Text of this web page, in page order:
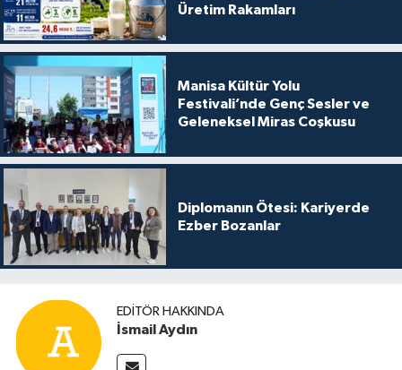
Üretim Rakamları
Manisa Kültür Yolu
Festivali’nde Genç Sesler ve
Geleneksel Miras Coşkusu
Diplomanın Ötesi: Kariyerde
Ezber Bozanlar
EDITÖR HAKKINDA
İsmail Aydın